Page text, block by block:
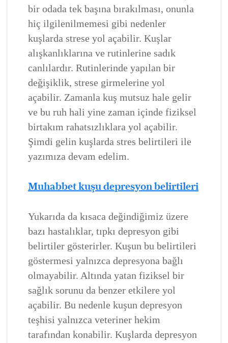
bir odada tek başına bırakılması, onunla
hiç ilgilenilmemesi gibi nedenler
kuşlarda strese yol açabilir. Kuşlar
alışkanlıklarına ve rutinlerine sadık
canlılardır. Rutinlerinde yapılan bir
değişiklik, strese girmelerine yol
açabilir. Zamanla kuş mutsuz hale gelir
ve bu ruh hali yine zaman içinde fiziksel
birtakım rahatsızlıklara yol açabilir.
Şimdi gelin kuşlarda stres belirtileri ile
yazımıza devam edelim.
Muhabbet kuşu depresyon belirtileri
Yukarıda da kısaca değindiğimiz üzere
bazı hastalıklar, tıpkı depresyon gibi
belirtiler gösterirler. Kuşun bu belirtileri
göstermesi yalnızca depresyona bağlı
olmayabilir. Altında yatan fiziksel bir
sağlık sorunu da benzer etkilere yol
açabilir. Bu nedenle kuşun depresyon
teşhisi yalnızca veteriner hekim
tarafından konabilir. Kuşlarda depresyon